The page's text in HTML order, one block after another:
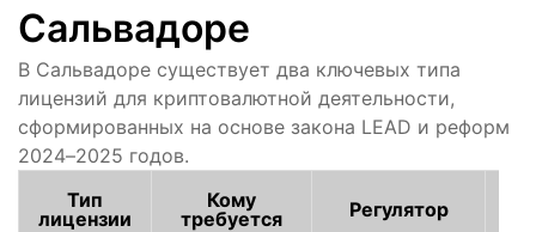
Сальвадоре
В Сальвадоре существует два ключевых типа
лицензий для криптовалютной деятельности,
сформированных на основе закона LEAD и реформ
2024–2025 годов.
Тип
лицензии
Кому
требуется
Регулятор